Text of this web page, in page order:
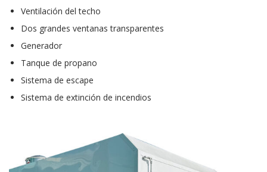
Ventilación del techo
Dos grandes ventanas transparentes
Generador
Tanque de propano
Sistema de escape
Sistema de extinción de incendios